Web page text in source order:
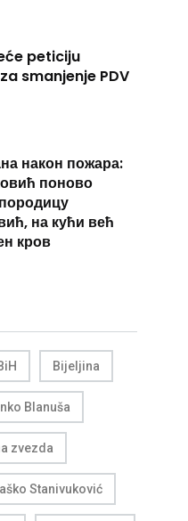
peticiju
smanjenje PDV
након пожара:
поново
на кући већ
кров
Bijeljina
Blanuša
zvezda
Stanivuković